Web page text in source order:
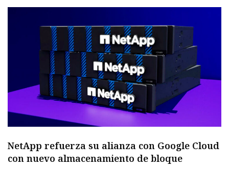
NetApp refuerza su alianza con Google Cloud
con nuevo almacenamiento de bloque